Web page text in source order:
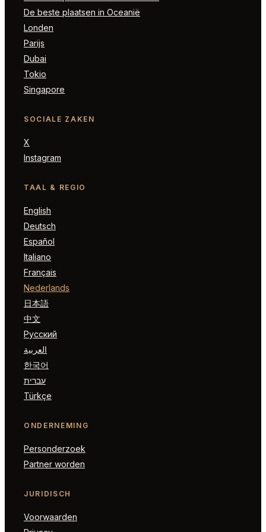
De beste plaatsen in Oceanië
Londen
Parijs
Dubai
Tokio
Singapore
SOCIALE ZAKEN
X
Instagram
TAAL & REGIO
English
Deutsch
Español
Italiano
Français
Nederlands
日本語
中文
Русский
العربية
한국어
עברית
Türkçe
ONDERNEMING
Personderzoek
Partner worden
JURIDISCH
Voorwaarden